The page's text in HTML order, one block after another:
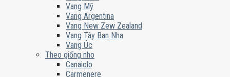
Vang Mỹ
Vang Argentina
Vang New Zew Zealand
Vang Tây Ban Nha
Vang Úc
Theo giống nho
Canaiolo
Carmenere